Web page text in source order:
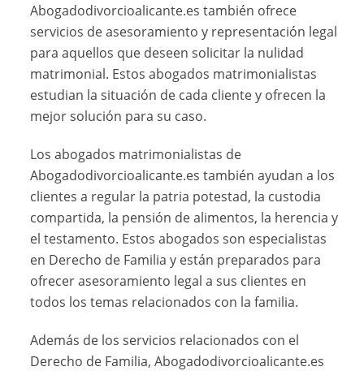
Abogadodivorcioalicante.es también ofrece
servicios de asesoramiento y representación legal
para aquellos que deseen solicitar la nulidad
matrimonial. Estos abogados matrimonialistas
estudian la situación de cada cliente y ofrecen la
mejor solución para su caso.
Los abogados matrimonialistas de
Abogadodivorcioalicante.es también ayudan a los
clientes a regular la patria potestad, la custodia
compartida, la pensión de alimentos, la herencia y
el testamento. Estos abogados son especialistas
en Derecho de Familia y están preparados para
ofrecer asesoramiento legal a sus clientes en
todos los temas relacionados con la familia.
Además de los servicios relacionados con el
Derecho de Familia, Abogadodivorcioalicante.es